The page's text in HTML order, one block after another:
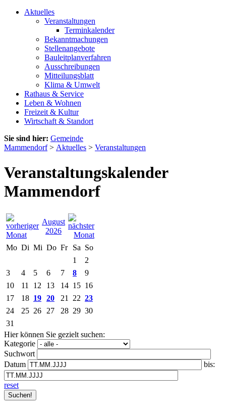
Aktuelles
Veranstaltungen
Terminkalender
Bekanntmachungen
Stellenangebote
Bauleitplanverfahren
Ausschreibungen
Mitteilungsblatt
Klima & Umwelt
Rathaus & Service
Leben & Wohnen
Freizeit & Kultur
Wirtschaft & Standort
Sie sind hier: Gemeinde
Mammendorf> Aktuelles > Veranstaltungen
Veranstaltungskalender
Mammendorf
August
2026
Mo Di Mi Do Fr Sa So
1
2
3
4 5 6 7 8
9
10
11 12 13 14 15 16
17
18 19 20 21 22 23
24
25 26 27 28 29 30
31
Hier können Sie gezielt suchen:
Kategorie
Suchwort
Datum
bis:
reset